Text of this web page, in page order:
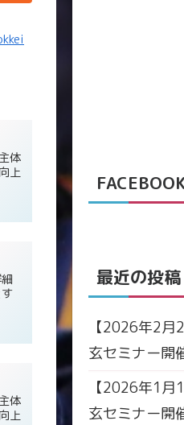
体
上
体
上
最近の投稿
【2026年2
玄セミナー開
【2026年1
玄セミナー開